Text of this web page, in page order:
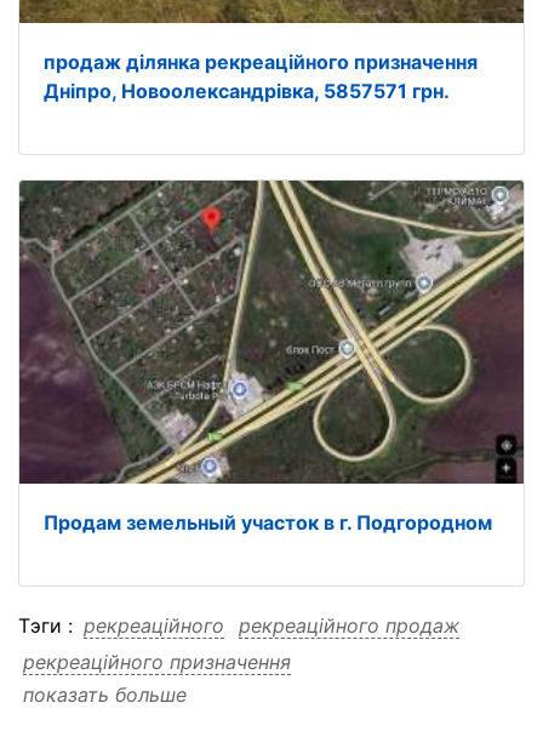
продаж ділянка рекреаційного призначення
Дніпро, Новоолександрівка, 5857571 грн.
Продам земельный участок в г. Подгородном
Тэги : рекреаційного
рекреаційного продаж
рекреаційного призначення
рекреаційного новоолександрівка
показать больше